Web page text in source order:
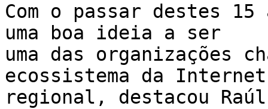
Com o passar destes 15
uma boa ideia a ser
uma das organizações
ecossistema da
regional, destacou Raúl